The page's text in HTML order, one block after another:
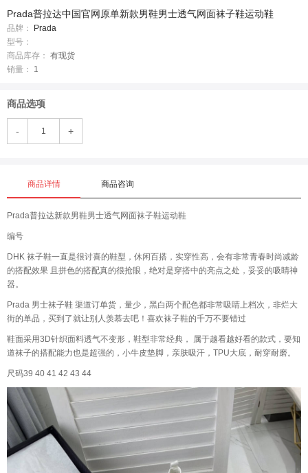
Prada普拉达中国官网原单新款男鞋男士透气网面袜子鞋运动鞋
品牌：
Prada
型号：
商品库存： 有现货
销量：
1
商品选项
- +
商品详情 商品咨询
Prada普拉达新款男鞋男士透气网面袜子鞋运动鞋
编号
DHK 袜子鞋一直是很讨喜的鞋型，休闲百搭，实穿性高，会有非常青春时尚减龄
的搭配效果 且拼色的搭配真的很抢眼，绝对是穿搭中的亮点之处，妥妥的吸睛神
器。
Prada 男士袜子鞋 渠道订单货，量少，黑白两个配色都非常吸睛上档次，非烂大
街的单品，买到了就让别人羡慕去吧！喜欢袜子鞋的千万不要错过
鞋面采用3D针织面料透气不变形，鞋型非常经典， 属于越看越好看的款式，要知
道袜子的搭配能力也是超强的，小牛皮垫脚，亲肤吸汗，TPU大底，耐穿耐磨。
尺码39 40 41 42 43 44